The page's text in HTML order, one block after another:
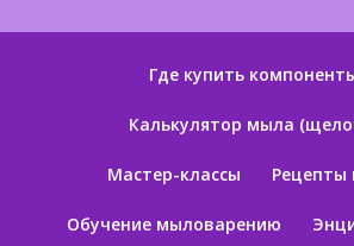
Где купить
Калькулятор мыла
Мастер-классы Рецепты
Обучение мыловарению